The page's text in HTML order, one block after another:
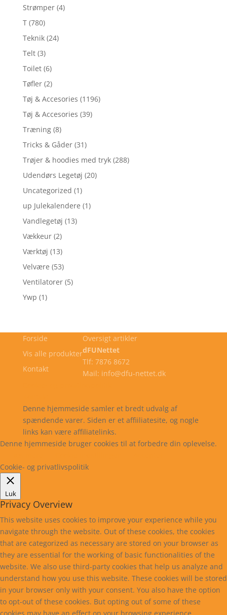
Strømper (4)
T (780)
Teknik (24)
Telt (3)
Toilet (6)
Tøfler (2)
Tøj & Accesories (1196)
Tøj & Accesories (39)
Træning (8)
Tricks & Gåder (31)
Trøjer & hoodies med tryk (288)
Udendørs Legetøj (20)
Uncategorized (1)
up Julekalendere (1)
Vandlegetøj (13)
Vækkeur (2)
Værktøj (13)
Velvære (53)
Ventilatorer (5)
Ywp (1)
Forside
Vis alle produkter
Kontakt
Oversigt artikler
dFUNettet
Tlf: 7876 8672
Mail: info@dfu-nettet.dk
Denne hjemmeside samler et bredt udvalg af
spændende varer. Siden er et affiiliatesite, og nogle
links kan være affiliatelinks.
Denne hjemmeside bruger cookies til at forbedre din oplevelse.
Cookie- og privatlivspolitik
Luk
Privacy Overview
This website uses cookies to improve your experience while you
navigate through the website. Out of these cookies, the cookies
that are categorized as necessary are stored on your browser as
they are essential for the working of basic functionalities of the
website. We also use third-party cookies that help us analyze and
understand how you use this website. These cookies will be stored
in your browser only with your consent. You also have the option
to opt-out of these cookies. But opting out of some of these